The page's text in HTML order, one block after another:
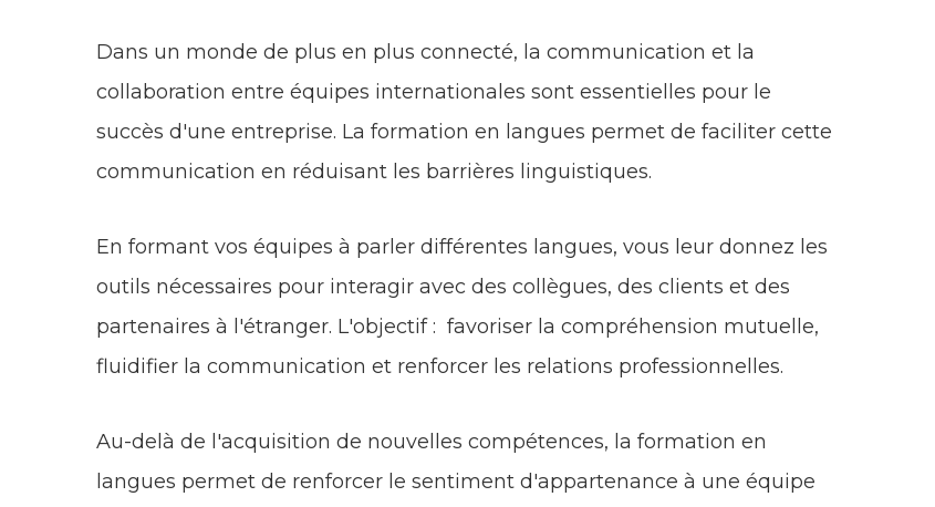
Dans un monde de plus en plus connecté, la communication et la
collaboration entre équipes internationales sont essentielles pour le
succès d'une entreprise. La formation en langues permet de faciliter cette
communication en réduisant les barrières linguistiques.
En formant vos équipes à parler différentes langues, vous leur donnez les
outils nécessaires pour interagir avec des collègues, des clients et des
partenaires à l'étranger. L'objectif : favoriser la compréhension mutuelle,
fluidifier la communication et renforcer les relations professionnelles.
Au-delà de l'acquisition de nouvelles compétences, la formation en
langues permet de renforcer le sentiment d'appartenance à une équipe